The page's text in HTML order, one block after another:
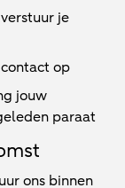
je
op
jouw
paraat
ons binnen